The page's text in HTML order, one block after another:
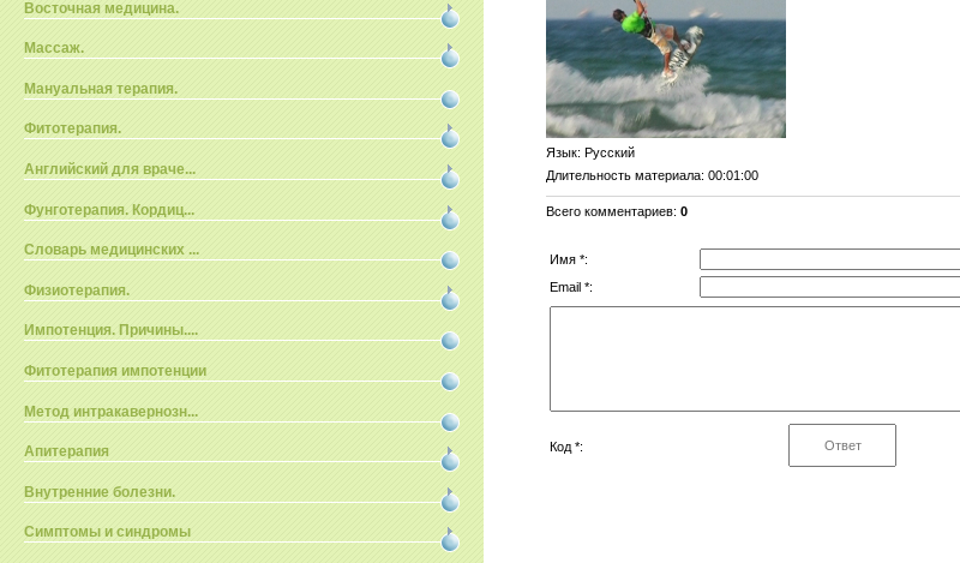
Восточная медицина.
Массаж.
Мануальная терапия.
Фитотерапия.
Английский для враче...
Фунготерапия. Кордиц...
Словарь медицинских ...
Физиотерапия.
Импотенция. Причины....
Фитотерапия импотенции
Метод интракавернозн...
Апитерапия
Внутренние болезни.
Симптомы и синдромы
Язык: Русский
Длительность материала: 00:01:00
Всего комментариев:0
Имя *:
Email *:
Код *: